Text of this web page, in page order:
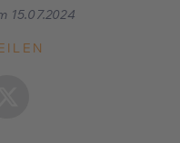
15.07.2024